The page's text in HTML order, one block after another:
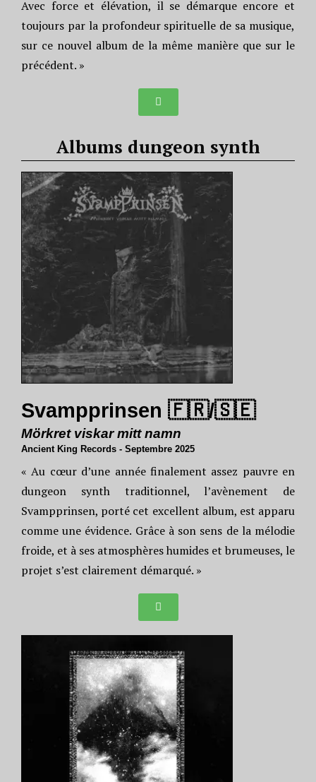
Avec force et élévation, il se démarque encore et
toujours par la profondeur spirituelle de sa musique,
sur ce nouvel album de la même manière que sur le
précédent. »
Albums dungeon synth
Svampprinsen 🇫🇷/🇸🇪
Mörkret viskar mitt namn
Ancient King Records - Septembre 2025
« Au cœur d’une année finalement assez pauvre en
dungeon synth traditionnel, l’avènement de
Svampprinsen, porté cet excellent album, est apparu
comme une évidence. Grâce à son sens de la mélodie
froide, et à ses atmosphères humides et brumeuses, le
projet s’est clairement démarqué. »